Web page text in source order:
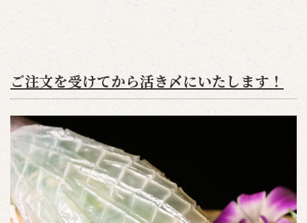
ご注文を受けてから活き〆にいたします！